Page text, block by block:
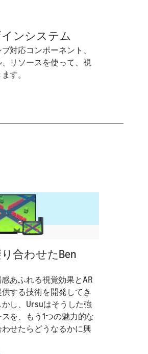
インシステム
対応コンポーネント、
リソースを使って、視
す。
合わせたBen
あふれる視覚効果とAR
する技術を開発してき
し、Ursuはそうした強
を、もう1つの魅力的な
せたらどうなるかに興